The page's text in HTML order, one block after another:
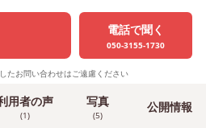
電話で聞く
050-3155-1730
たお問い合わせはご遠慮ください
用者の声
(1)
写真
(5)
公開情報